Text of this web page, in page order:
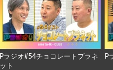
Pラジオ#54チョコレートプラネ
ット
P